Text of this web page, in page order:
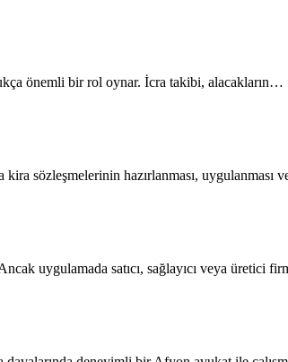
önemli bir rol oynar. İcra takibi, alacakların…
sözleşmelerinin hazırlanması, uygulanması
uygulamada satıcı, sağlayıcı veya üretici